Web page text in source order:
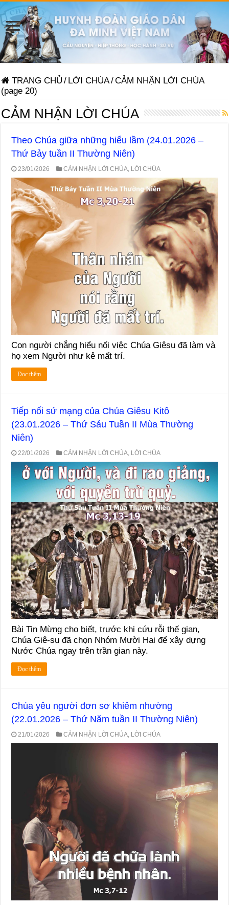
TRANG CHỦ / LỜI CHÚA/CẢM NHẬN LỜI CHÚA
(page 20)
CẢM NHẬN LỜI CHÚA
Theo Chúa giữa những hiểu lầm (24.01.2026 –
Thứ Bảy tuần II Thường Niên)
23/01/2026 CẢM NHẬN LỜI CHÚA LỜI CHÚA
Con người chẳng hiểu nổi việc Chúa Giêsu đã làm và
họ xem Người như kẻ mất trí.
Đọc thêm
Tiếp nối sứ mạng của Chúa Giêsu Kitô
(23.01.2026 – Thứ Sáu Tuần II Mùa Thường
Niên)
22/01/2026 CẢM NHẬN LỜI CHÚA LỜI CHÚA
Bài Tin Mừng cho biết, trước khi cứu rỗi thế gian,
Chúa Giê-su đã chọn Nhóm Mười Hai để xây dựng
Nước Chúa ngay trên trần gian này.
Đọc thêm
Chúa yêu người đơn sơ khiêm nhường
(22.01.2026 – Thứ Năm tuần II Thường Niên)
21/01/2026 CẢM NHẬN LỜI CHÚA LỜI CHÚA